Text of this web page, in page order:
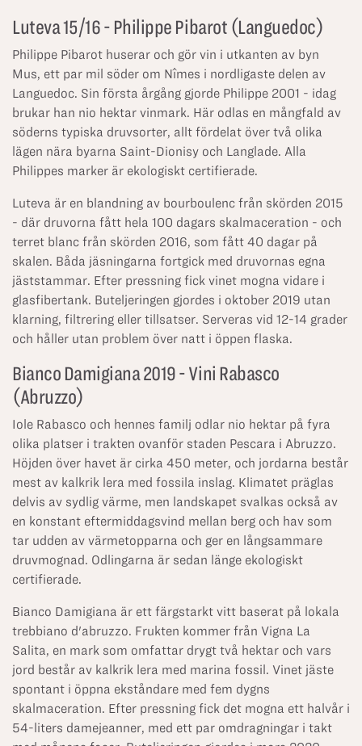
Luteva 15/16 - Philippe Pibarot (Languedoc)
Philippe Pibarot huserar och gör vin i utkanten av byn
Mus, ett par mil söder om Nîmes i nordligaste delen av
Languedoc. Sin första årgång gjorde Philippe 2001 - idag
brukar han nio hektar vinmark. Här odlas en mångfald av
söderns typiska druvsorter, allt fördelat över två olika
lägen nära byarna Saint-Dionisy och Langlade. Alla
Philippes marker är ekologiskt certifierade.
Luteva är en blandning av bourboulenc från skörden 2015
- där druvorna fått hela 100 dagars skalmaceration - och
terret blanc från skörden 2016, som fått 40 dagar på
skalen. Båda jäsningarna fortgick med druvornas egna
jäststammar. Efter pressning fick vinet mogna vidare i
glasfibertank. Buteljeringen gjordes i oktober 2019 utan
klarning, filtrering eller tillsatser. Serveras vid 12-14 grader
och håller utan problem över natt i öppen flaska.
Bianco Damigiana 2019 - Vini Rabasco
(Abruzzo)
Iole Rabasco och hennes familj odlar nio hektar på fyra
olika platser i trakten ovanför staden Pescara i Abruzzo.
Höjden över havet är cirka 450 meter, och jordarna består
mest av kalkrik lera med fossila inslag. Klimatet präglas
delvis av sydlig värme, men landskapet svalkas också av
en konstant eftermiddagsvind mellan berg och hav som
tar udden av värmetopparna och ger en långsammare
druvmognad. Odlingarna är sedan länge ekologiskt
certifierade.
Bianco Damigiana är ett färgstarkt vitt baserat på lokala
trebbiano d'abruzzo. Frukten kommer från Vigna La
Salita, en mark som omfattar drygt två hektar och vars
jord består av kalkrik lera med marina fossil. Vinet jäste
spontant i öppna ekståndare med fem dygns
skalmaceration. Efter pressning fick det mogna ett halvår i
54-liters damejeanner, med ett par omdragningar i takt